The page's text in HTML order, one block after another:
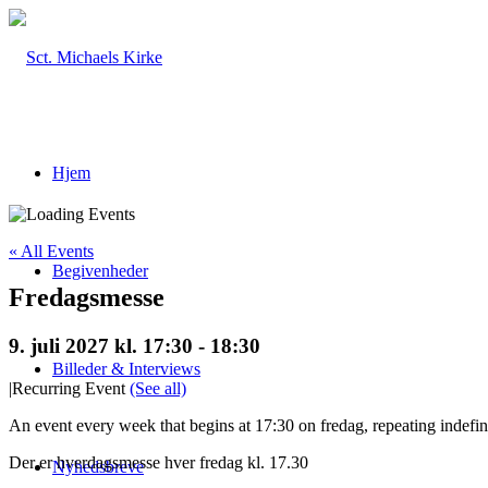
Hjem
Begivenheder
Billeder & Interviews
Nyhedsbreve
« All Events
Fredagsmesse
9. juli 2027 kl. 17:30 - 18:30
|Recurring Event (See all)
An event every week that begins at 17:30 on fredag, repeating
Der er hverdagsmesse hver fredag kl. 17.30